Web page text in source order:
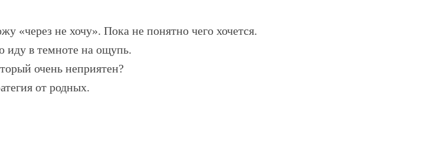
«через не хочу». Пока не понятно чего хочется.
иду в темноте на ощупь.
очень неприятен?
от родных.